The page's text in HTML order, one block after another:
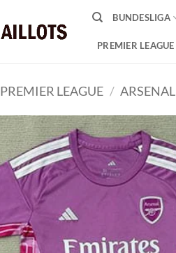
BUNDESLIGA
PREMIER LEAGUE
PREMIER LEAGUE / ARSENAL